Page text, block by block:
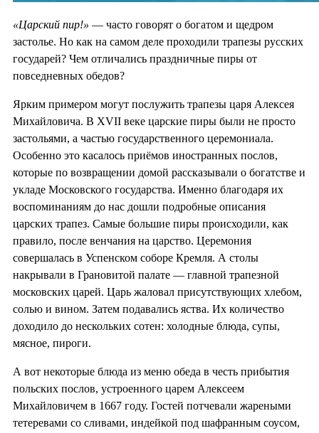
«Царский пир!» — часто говорят о богатом и щедром
застолье. Но как на самом деле проходили трапезы русских
государей? Чем отличались праздничные пиры от
повседневных обедов?
Ярким примером могут послужить трапезы царя Алексея
Михайловича. В XVII веке царские пиры были не просто
застольями, а частью государственного церемониала.
Особенно это касалось приёмов иностранных послов,
которые по возвращении домой рассказывали о богатстве и
укладе Московского государства. Именно благодаря их
воспоминаниям до нас дошли подробные описания
царских трапез. Самые большие пиры происходили, как
правило, после венчания на царство. Церемония
совершалась в Успенском соборе Кремля. А столы
накрывали в Грановитой палате — главной трапезной
московских царей. Царь жаловал присутствующих хлебом,
солью и вином. Затем подавались яства. Их количество
доходило до нескольких сотен: холодные блюда, супы,
мясное, пироги.
А вот некоторые блюда из меню обеда в честь прибытия
польских послов, устроенного царем Алексеем
Михайловичем в 1667 году. Гостей потчевали жареными
тетеревами со сливами, индейкой под шафранным соусом,